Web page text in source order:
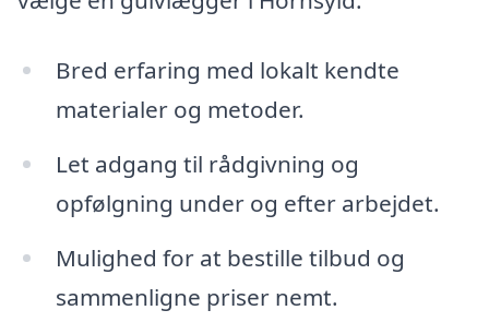
Bred erfaring med lokalt kendte
materialer og metoder.
Let adgang til rådgivning og
opfølgning under og efter arbejdet.
Mulighed for at bestille tilbud og
sammenligne priser nemt.